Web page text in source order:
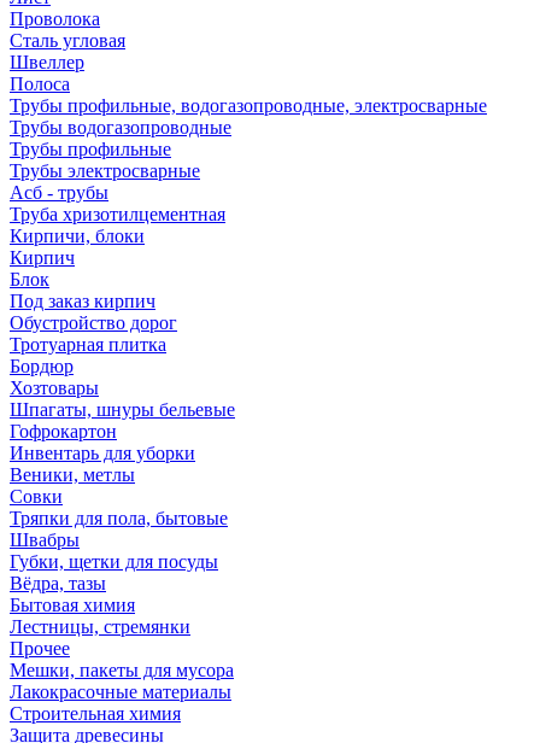
Проволока
Сталь угловая
Швеллер
Полоса
Трубы профильные, водогазопроводные, электросварные
Трубы водогазопроводные
Трубы профильные
Трубы электросварные
Асб - трубы
Труба хризотилцементная
Кирпичи, блоки
Кирпич
Блок
Под заказ кирпич
Обустройство дорог
Тротуарная плитка
Бордюр
Хозтовары
Шпагаты, шнуры бельевые
Гофрокартон
Инвентарь для уборки
Веники, метлы
Совки
Тряпки для пола, бытовые
Швабры
Губки, щетки для посуды
Вёдра, тазы
Бытовая химия
Лестницы, стремянки
Прочее
Мешки, пакеты для мусора
Лакокрасочные материалы
Строительная химия
Защита древесины